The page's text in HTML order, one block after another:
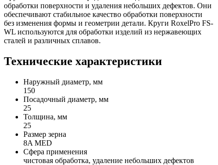
обработки поверхности и удаления небольших дефектов. Они
обеспечивают стабильное качество обработки поверхности
без изменения формы и геометрии детали. Круги RoxelPro FS-
WL используются для обработки изделий из нержавеющих
сталей и различных сплавов.
Технические характеристики
Наружный диаметр, мм
150
Посадочный диаметр, мм
25
Толщина, мм
25
Размер зерна
8A MED
Сфера применения
чистовая обработка, удаление небольших дефектов